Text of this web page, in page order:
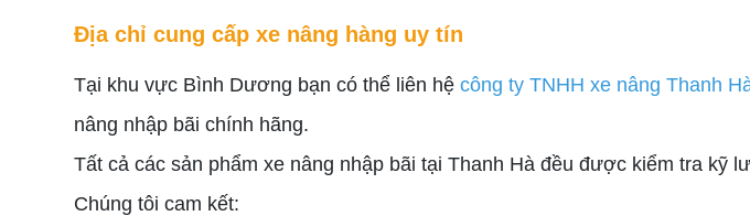
Địa chỉ cung cấp xe nâng hàng uy tín
Tại khu vực Bình Dương bạn có thể liên hệ công ty TNHH xe nâng Thanh
nâng nhập bãi chính hãng.
Tất cả các sản phẩm xe nâng nhập bãi tại Thanh Hà đều được kiểm tra kỹ
Chúng tôi cam kết: